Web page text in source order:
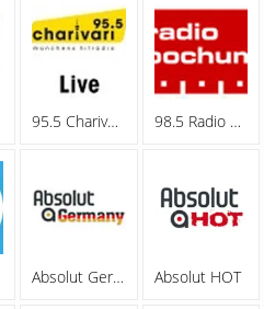
95.5 Charivari - Webradio 98.5 Radio Bochum
Absolut Germany Absolut HOT